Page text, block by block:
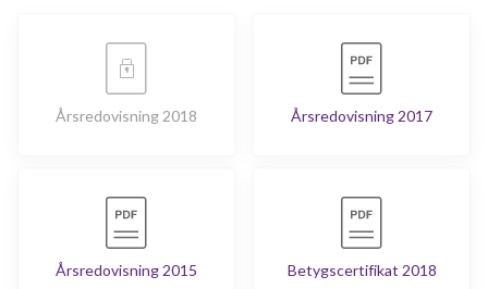
Årsredovisning 2018 Årsredovisning 2017
Årsredovisning 2015 Betygscertifikat 2018